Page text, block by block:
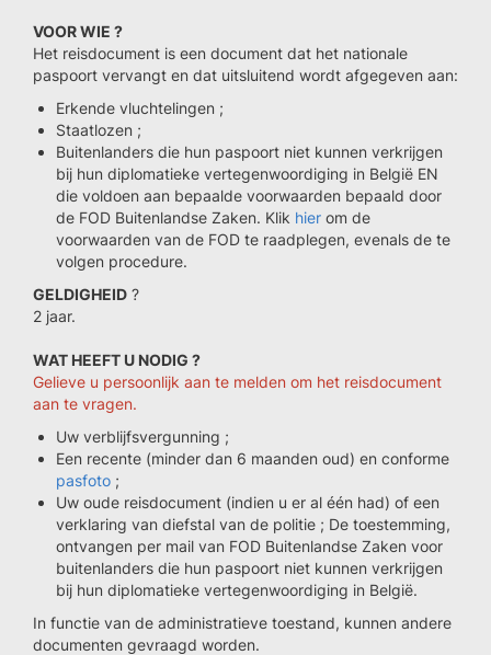
VOOR WIE ?
Het reisdocument is een document dat het nationale
paspoort vervangt en dat uitsluitend wordt afgegeven aan:
Erkende vluchtelingen ;
Staatlozen ;
Buitenlanders die hun paspoort niet kunnen verkrijgen
bij hun diplomatieke vertegenwoordiging in België EN
die voldoen aan bepaalde voorwaarden bepaald door
de FOD Buitenlandse Zaken. Klik hier om de
voorwaarden van de FOD te raadplegen, evenals de te
volgen procedure.
GELDIGHEID ?
2 jaar.
WAT HEEFT U NODIG ?
Gelieve u persoonlijk aan te melden om het reisdocument
aan te vragen.
Uw verblijfsvergunning ;
Een recente (minder dan 6 maanden oud) en conforme
pasfoto ;
Uw oude reisdocument (indien u er al één had) of een
verklaring van diefstal van de politie ; De toestemming,
ontvangen per mail van FOD Buitenlandse Zaken voor
buitenlanders die hun paspoort niet kunnen verkrijgen
bij hun diplomatieke vertegenwoordiging in België.
In functie van de administratieve toestand, kunnen andere
documenten gevraagd worden.